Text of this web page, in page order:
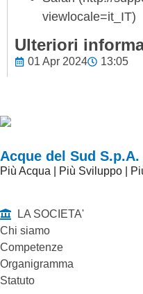
viewlocale=it_IT)
Ulteriori
01 Apr 2024 13:05
Acque del Sud S.p.A.
Più Acqua | Più Sviluppo |
LA SOCIETA'
Chi siamo
Competenze
Organigramma
Statuto